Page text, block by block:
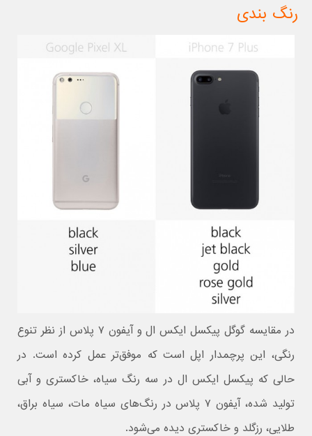
رنگ بندی
در مقایسه گوگل پیکسل ایکس ال و آیفون ۷ پلاس از نظر تنوع
رنگی، این پرچمدار اپل است که موفق‌تر عمل کرده است. در
حالی که پیکسل ایکس ال در سه رنگ سیاه، خاکستری و آبی
تولید شده، آیفون ۷ پلاس در رنگ‌های سیاه مات، سیاه براق،
طلایی، رزگلد و خاکستری دیده می‌شود.